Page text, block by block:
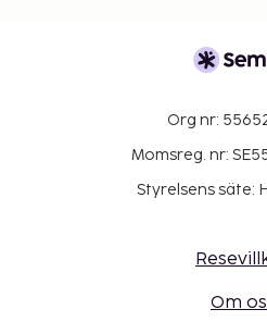
Org nr:
Momsreg. nr:
Styrelsens säte:
Om